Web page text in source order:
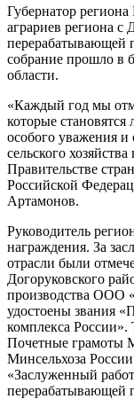
Губернатор
аграриев региона с
перерабатывающей
собрание прошло в
области.
«Каждый год мы
которые
особого уважения и
сельского
Правительстве
Российской
Артамонов.
Руководитель
награждения. За
отрасли были
Догоруковского
производства ООО
удостоены звания
комплекса
Почетные грамоты
Минсельхоза
«Заслуженный
перерабатывающей